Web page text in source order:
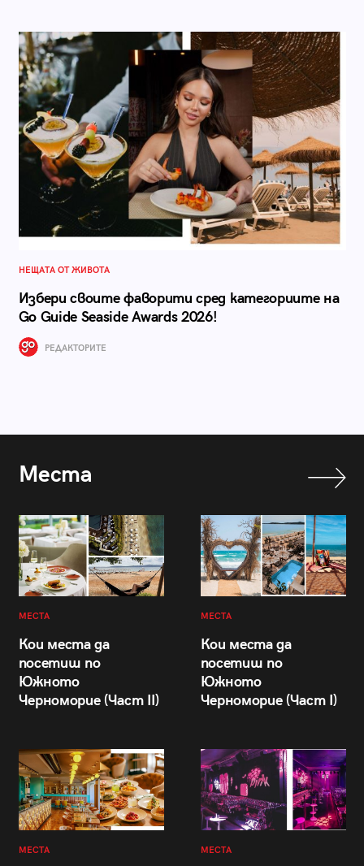
НЕЩАТА ОТ ЖИВОТА
Избери своите фаворити сред категориите на
Go Guide Seaside Awards 2026!
РЕДАКТОРИТЕ
Места
МЕСТА
Кои места да
посетиш по
Южното
Черноморие (Част II)
МЕСТА
Кои места да
посетиш по
Южното
Черноморие (Част I)
МЕСТА МЕСТА